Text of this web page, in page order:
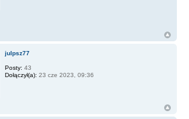
julpsz77
Posty: 43
Dołączył(a): 23 cze 2023, 09:36